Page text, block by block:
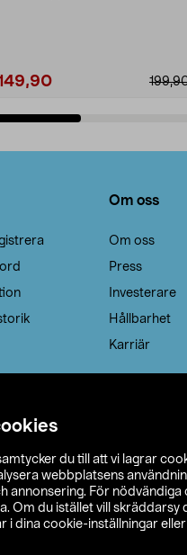
du till att vi lagrar
webbplatsens
annonsering. För
Om du istället vill skräddarsy
i dina cookie-inställningar
Om oss
Om oss
Press
Investerare
Hållbarhet
Karriär